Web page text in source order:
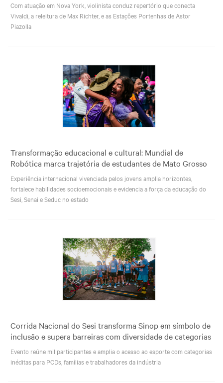
Com atuação em Nova York, violinista conduz repertório que conecta
Vivaldi, a releitura de Max Richter, e as Estações Portenhas de Astor
Piazolla
Transformação educacional e cultural: Mundial de
Robótica marca trajetória de estudantes de Mato Grosso
Experiência internacional vivenciada pelos jovens amplia horizontes,
fortalece habilidades socioemocionais e evidencia a força da educação do
Sesi, Senai e Seduc no estado
Corrida Nacional do Sesi transforma Sinop em símbolo de
inclusão e supera barreiras com diversidade de categorias
Evento reúne mil participantes e amplia o acesso ao esporte com categorias
inéditas para PCDs, famílias e trabalhadores da indústria